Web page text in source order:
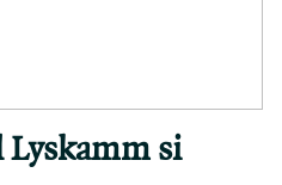
si